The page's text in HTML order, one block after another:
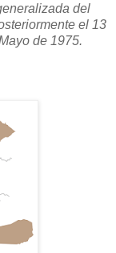
del
el 13
de 1975.